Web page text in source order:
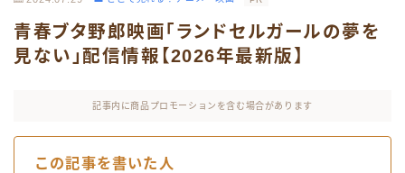
お問い合わせフォーム
青春ブタ野郎映画「ランドセルガールの夢を
見ない」配信情報【2026年最新版】
記事内に商品プロモーションを含む場合があります
この記事を書いた人